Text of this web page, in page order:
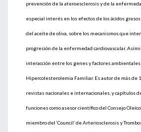
prevención de la ateroesclerosis y de la
especial interés en los efectos de los ácidos
del aceite de oliva, sobre los mecanismos que
progresión de la enfermedad cardiovascular.
interacción entre los genes y factores ambientales
Hipercolesterolemia Familiar. Es autor de más de
revistas nacionales e internacionales, y capítulos
funciones como asesor científico del Consejo
miembro del ‘Council’ de Arteriosclerosis y